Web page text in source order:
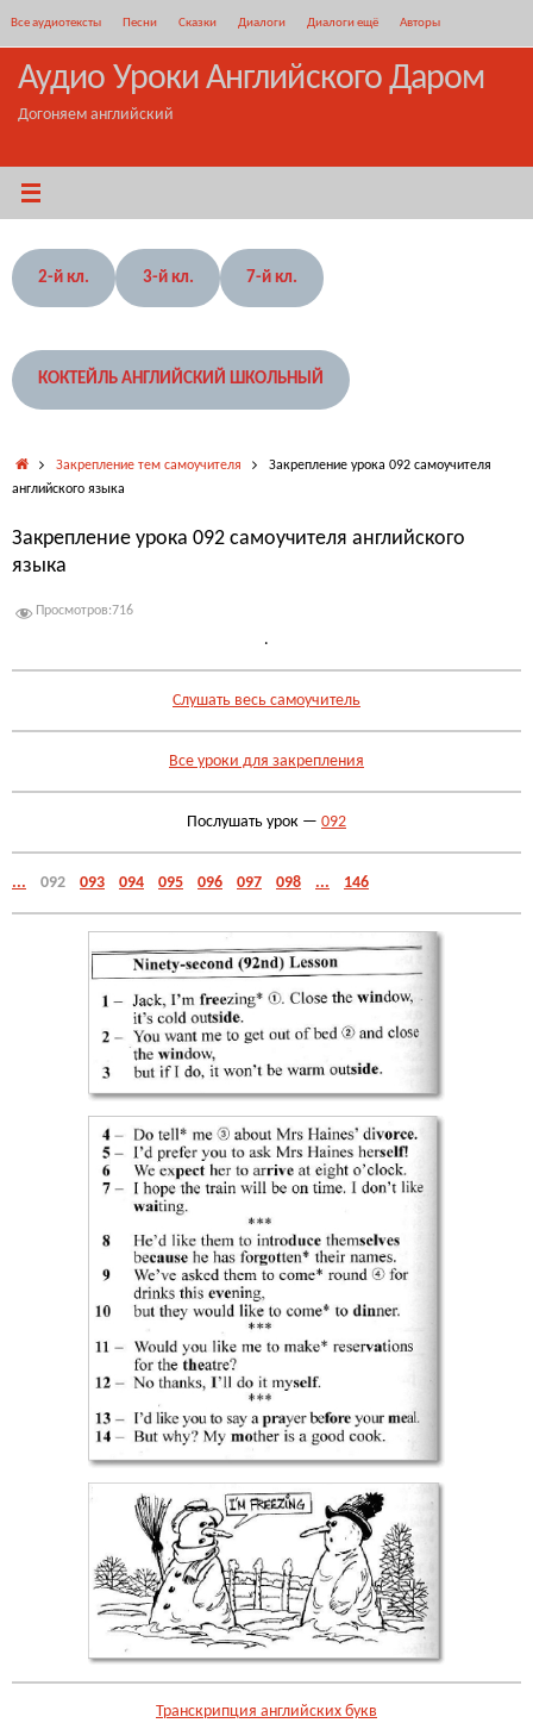
содержимому
Все аудиотексты Песни Сказки Диалоги Диалоги ещё Авторы
Аудио Уроки Английского Даром
Догоняем английский
2-й кл. 3-й кл. 7-й кл.
КОКТЕЙЛЬ АНГЛИЙСКИЙ ШКОЛЬНЫЙ
ГлавнаяЗакрепление тем самоучителя
Закрепление урока 092 самоучителя
английского языка
Закрепление урока 092 самоучителя английского
языка
Просмотров:716
.
Слушать весь самоучитель
Все уроки для закрепления
Послушать урок — 092
... 092 093 094 095 096 097 098 ... 146
Транскрипция английских букв